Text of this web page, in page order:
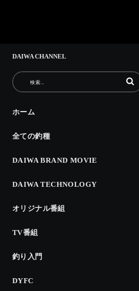
DAIWA CHANNEL
動画の検索語句を入力
ホーム
全ての釣種
DAIWA BRAND MOVIE
DAIWA TECHNOLOGY
オリジナル番組
TV番組
The Fishing
釣り時季
North Angler’s TV
Dz SALT 2ND
アングラーインプレッション
CM
釣り入門
DYFC